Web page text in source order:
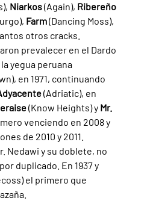
Niarkos (Again), Ribereño
Farm (Dancing Moss),
otros cracks.
prevalecer en el Dardo
yegua peruana
en 1971, continuando
(Adriatic), en
(Know Heights) y Mr.
venciendo en 2008 y
de 2010 y 2011.
Nedawi y su doblete, no
duplicado. En 1937 y
el primero que